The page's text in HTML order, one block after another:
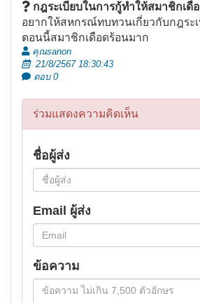
กฎระเบียบในการกู้ทำให้สมาชิกเดื
อยากให้สหกรณ์ทบทวนเกี่ยวกับกฎระเ
ตอนนี้สมาชิกเดือดร้อนมาก
คุณsanon
21/8/2567 18:30:43
ตอบ 0
ร่วมแสดงความคิดเห็น
ชื่อผู้ส่ง
Email ผู้ส่ง
ข้อความ